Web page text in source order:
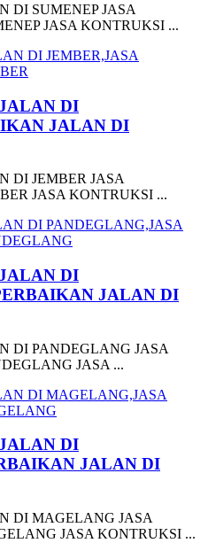
DI SUMENEP JASA
JASA KONTRUKSI ...
DI
JALAN DI
DI JEMBER JASA
JASA KONTRUKSI ...
DI
JALAN DI
DI PANDEGLANG JASA
JASA ...
DI
JALAN DI
DI MAGELANG JASA
JASA KONTRUKSI ...